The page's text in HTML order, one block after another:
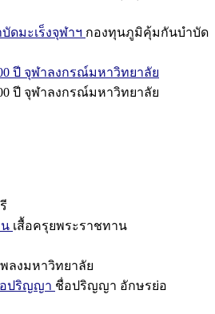
ดมะเร็งจุฬาฯ กองทุนภูมิคุ้มกันบำบัด
ปี จุฬาลงกรณ์มหาวิทยาลัย
ปี จุฬาลงกรณ์มหาวิทยาลัย
เสื้อครุยพระราชทาน
พลงมหาวิทยาลัย
ปริญญา ชื่อปริญญา อักษรย่อ